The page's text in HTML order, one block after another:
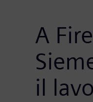
A
il